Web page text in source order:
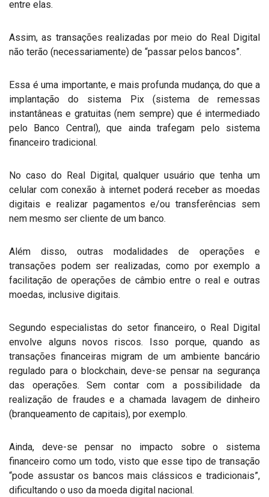
entre elas.
Assim, as transações realizadas por meio do Real Digital
não terão (necessariamente) de “passar pelos bancos”.
Essa é uma importante, e mais profunda mudança, do que a
implantação do sistema Pix (sistema de remessas
instantâneas e gratuitas (nem sempre) que é intermediado
pelo Banco Central), que ainda trafegam pelo sistema
financeiro tradicional.
No caso do Real Digital, qualquer usuário que tenha um
celular com conexão à internet poderá receber as moedas
digitais e realizar pagamentos e/ou transferências sem
nem mesmo ser cliente de um banco.
Além disso, outras modalidades de operações e
transações podem ser realizadas, como por exemplo a
facilitação de operações de câmbio entre o real e outras
moedas, inclusive digitais.
Segundo especialistas do setor financeiro, o Real Digital
envolve alguns novos riscos. Isso porque, quando as
transações financeiras migram de um ambiente bancário
regulado para o blockchain, deve-se pensar na segurança
das operações. Sem contar com a possibilidade da
realização de fraudes e a chamada lavagem de dinheiro
(branqueamento de capitais), por exemplo.
Ainda, deve-se pensar no impacto sobre o sistema
financeiro como um todo, visto que esse tipo de transação
“pode assustar os bancos mais clássicos e tradicionais”,
dificultando o uso da moeda digital nacional.